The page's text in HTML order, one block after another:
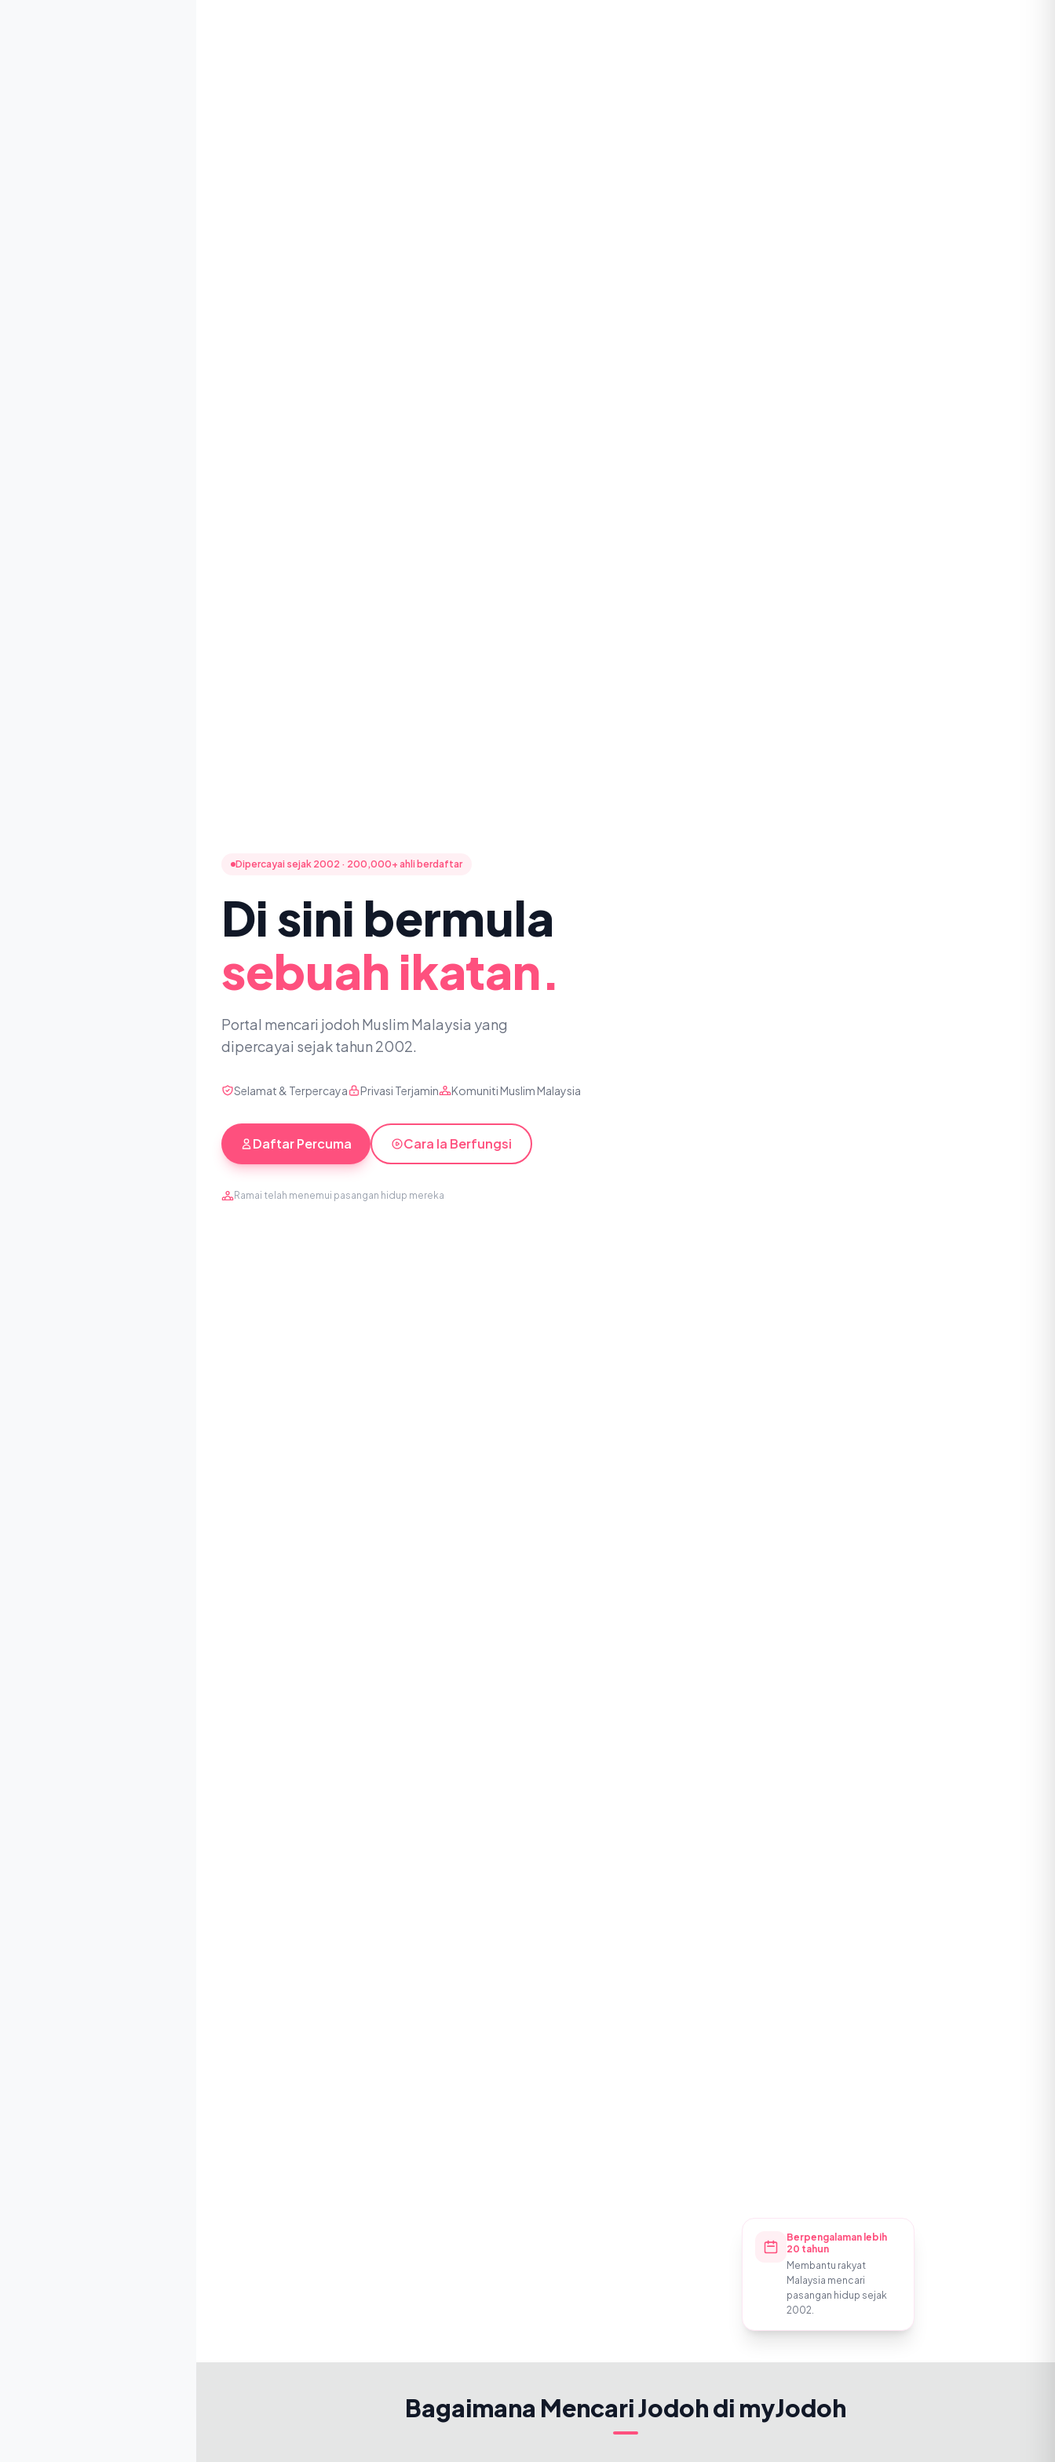
Dipercayai sejak 2002 · 200,000+ ahli berdaftar
Di sini bermula
sebuah ikatan.
Portal mencari jodoh Muslim Malaysia yang
dipercayai sejak tahun 2002.
Selamat & Terpercaya Privasi Terjamin Komuniti Muslim Malaysia
Daftar Percuma Cara Ia Berfungsi
Ramai telah menemui pasangan hidup mereka
Berpengalaman lebih
20 tahun
Membantu rakyat
Malaysia mencari
pasangan hidup sejak
2002.
Bagaimana Mencari Jodoh di myJodoh